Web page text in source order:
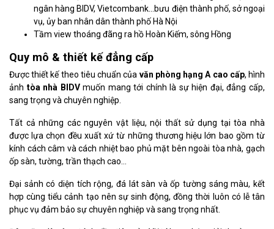
ngân hàng BIDV, Vietcombank…bưu điện thành phố, sở ngoại
vụ, ủy ban nhân dân thành phố Hà Nội
Tầm view thoáng đãng ra hồ Hoàn Kiếm, sông Hồng
Quy mô & thiết kế đẳng cấp
Được thiết kế theo tiêu chuẩn của văn phòng hạng A cao cấp, hình
ảnh tòa nhà BIDVmuốn mang tới chính là sự hiện đại, đẳng cấp,
sang trọng và chuyên nghiệp.
Tất cả những các nguyên vật liệu, nội thất sử dụng tại tòa nhà
được lựa chọn đều xuất xứ từ những thương hiệu lớn bao gồm từ
kính cách câm và cách nhiệt bao phủ mặt bên ngoài tòa nhà, gạch
ốp sàn, tường, trần thạch cao…
Đại sảnh có diện tích rộng, đá lát sàn và ốp tường sáng màu, kết
hợp cùng tiểu cảnh tạo nên sự sinh động, đồng thời luôn có lễ tân
phục vụ đảm bảo sự chuyên nghiệp và sang trọng nhất.